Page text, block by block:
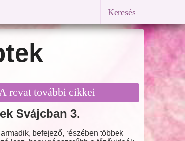
Keresés
A rovat további cikkei
Svájcban 3.
befejező, részében többek